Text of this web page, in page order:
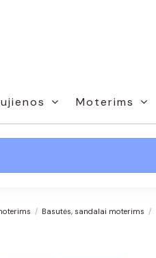
Moterims
Basutės, sandalai moterims